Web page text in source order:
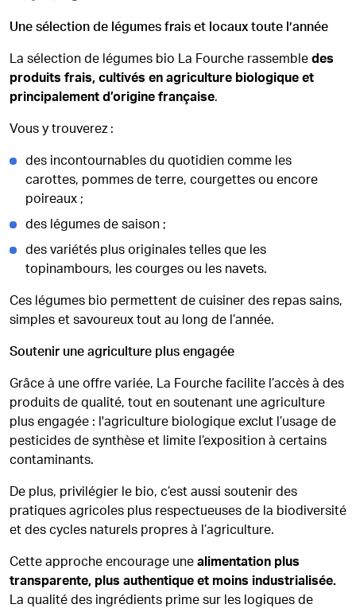
Une sélection de légumes frais et locaux toute l’année
La sélection de légumes bio La Fourche rassemble des
produits frais, cultivés en agriculture biologique et
principalement d’origine française.
Vous y trouverez :
des incontournables du quotidien comme les
carottes, pommes de terre, courgettes ou encore
poireaux ;
des légumes de saison ;
des variétés plus originales telles que les
topinambours, les courges ou les navets.
Ces légumes bio permettent de cuisiner des repas sains,
simples et savoureux tout au long de l’année.
Soutenir une agriculture plus engagée
Grâce à une offre variée, La Fourche facilite l’accès à des
produits de qualité, tout en soutenant une agriculture
plus engagée : l'agriculture biologique exclut l’usage de
pesticides de synthèse et limite l’exposition à certains
contaminants.
De plus, privilégier le bio, c’est aussi soutenir des
pratiques agricoles plus respectueuses de la biodiversité
et des cycles naturels propres à l’agriculture.
Cette approche encourage une alimentation plus
transparente, plus authentique et moins industrialisée.
La qualité des ingrédients prime sur les logiques de